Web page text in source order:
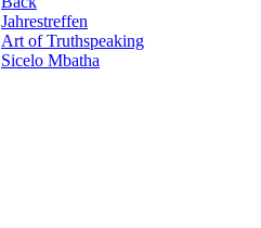
Jahrestreffen
Art of Truthspeaking
Sicelo Mbatha